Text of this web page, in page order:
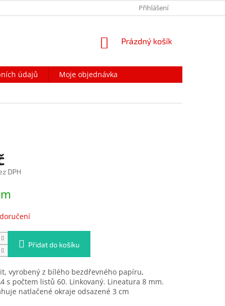
NAPIŠTE NÁM
Přihlášení
NÁKUPNÍ
Prázdný košík
údajů
Moje objednávka
DPH
Přidat do košíku
vyrobený z bílého bezdřevného papíru,
s počtem listů 60. Linkovaný. Lineatura 8 mm.
natlačené okraje odsazené 3 cm